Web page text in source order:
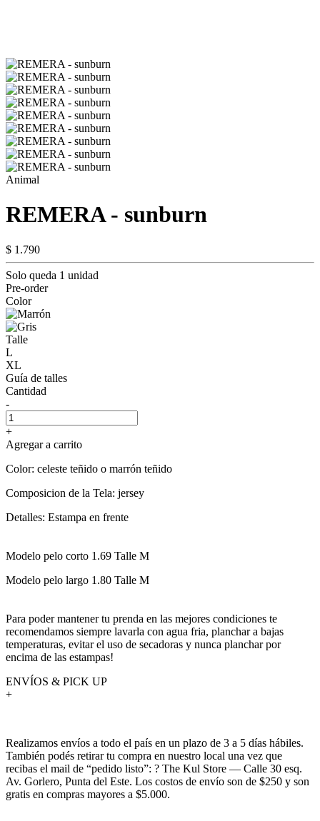
Animal
REMERA - sunburn
$ 1.790
Solo queda 1 unidad
Pre-order
Color
Talle
L
XL
Guía de talles
Cantidad
-
+
Agregar a carrito
Color: celeste teñido o marrón teñido
Composicion de la Tela: jersey
Detalles: Estampa en frente
Modelo pelo corto 1.69 Talle M
Modelo pelo largo 1.80 Talle M
Para poder mantener tu prenda en las mejores condiciones te
recomendamos siempre lavarla con agua fria, planchar a bajas
temperaturas, evitar el uso de secadoras y nunca planchar por
encima de las estampas!
ENVÍOS & PICK UP
+
Realizamos envíos a todo el país en un plazo de 3 a 5 días hábiles.
También podés retirar tu compra en nuestro local una vez que
recibas el mail de “pedido listo”: ? The Kul Store — Calle 30 esq.
Av. Gorlero, Punta del Este. Los costos de envío son de $250 y son
gratis en compras mayores a $5.000.